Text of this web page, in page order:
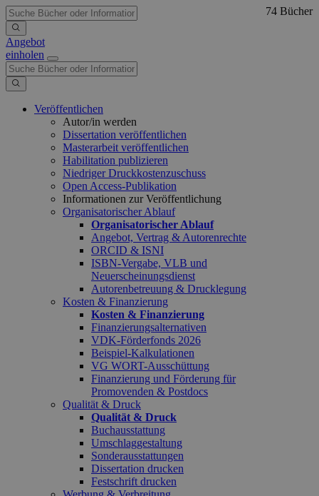
Angebot
einholen
Veröffentlichen
Autor/in werden
Dissertation veröffentlichen
Masterarbeit veröffentlichen
Habilitation publizieren
Niedriger Druckkostenzuschuss
Open Access-Publikation
Informationen zur Veröffentlichung
Organisatorischer Ablauf
Organisatorischer Ablauf
Angebot, Vertrag & Autorenrechte
ORCID & ISNI
ISBN-Vergabe, VLB und
Neuerscheinungsdienst
Autorenbetreuung & Drucklegung
Kosten & Finanzierung
Kosten & Finanzierung
Finanzierungsalternativen
VDK-Förderfonds 2026
Beispiel-Kalkulationen
VG WORT-Ausschüttung
Finanzierung und Förderung für
Promovenden & Postdocs
Qualität & Druck
Qualität & Druck
Buchausstattung
Umschlaggestaltung
Sonderausstattungen
Dissertation drucken
Festschrift drucken
74 Bücher